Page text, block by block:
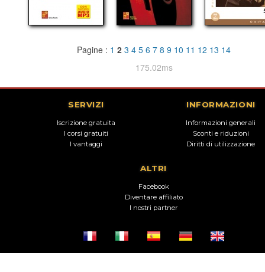
Pagine : 1 2 3 4 5 6 7 8 9 10 11 12 13 14
175.02ms
SERVIZI
Iscrizione gratuita
I corsi gratuiti
I vantaggi
INFORMAZIONI
Informazioni generali
Sconti e riduzioni
Diritti di utilizzazione
ALTRI
Facebook
Diventare affiliato
I nostri partner